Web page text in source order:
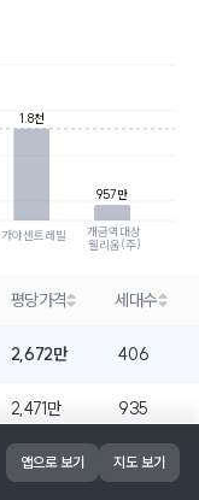
가야센트레빌
개금역대상
웰리움(주)
1.8천
957만
평당가격 세대수
2,672만 406
2,471만 935
2,034만 736
앱으로 보기 지도 보기